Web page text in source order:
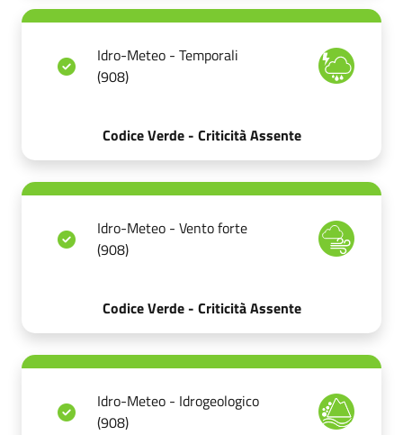
Idro-Meteo - Temporali
(908)
Codice Verde - Criticità Assente
Idro-Meteo - Vento forte
(908)
Codice Verde - Criticità Assente
Idro-Meteo - Idrogeologico
(908)